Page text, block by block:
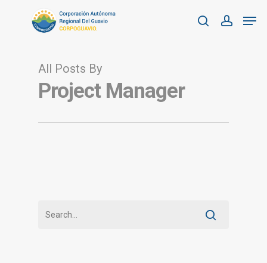
searchaccount
All Posts By
Project Manager